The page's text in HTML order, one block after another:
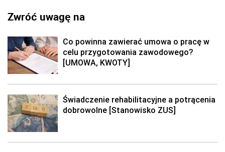
Zwróć uwagę na
Co powinna zawierać umowa o pracę w
celu przygotowania zawodowego?
[UMOWA, KWOTY]
Świadczenie rehabilitacyjne a potrącenia
dobrowolne [Stanowisko ZUS]